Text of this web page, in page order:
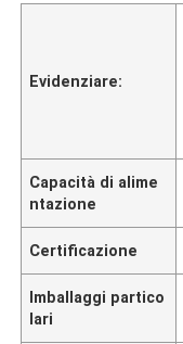
Evidenziare:
Capacità di alime
ntazione
Certificazione
Imballaggi partico
lari